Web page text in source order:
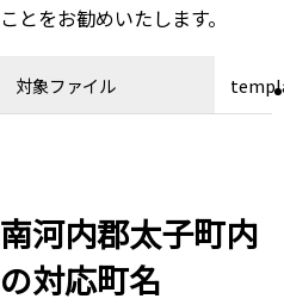
ことをお勧めいたします。
対象ファイル
南河内郡太子町内
の対応町名